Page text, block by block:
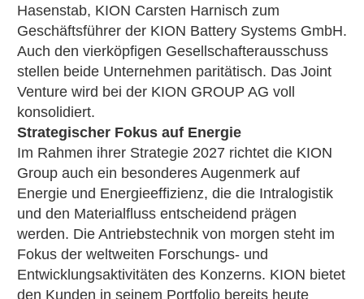
Hasenstab, KION Carsten Harnisch zum
Geschäftsführer der KION Battery Systems GmbH.
Auch den vierköpfigen Gesellschafterausschuss
stellen beide Unternehmen paritätisch. Das Joint
Venture wird bei der KION GROUP AG voll
konsolidiert.
Strategischer Fokus auf Energie
Im Rahmen ihrer Strategie 2027 richtet die KION
Group auch ein besonderes Augenmerk auf
Energie und Energieeffizienz, die die Intralogistik
und den Materialfluss entscheidend prägen
werden. Die Antriebstechnik von morgen steht im
Fokus der weltweiten Forschungs- und
Entwicklungsaktivitäten des Konzerns. KION bietet
den Kunden in seinem Portfolio bereits heute